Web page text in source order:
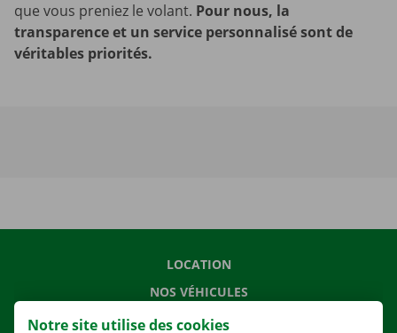
que vous preniez le volant. Pour nous, la
transparence et un service personnalisé sont de
véritables priorités.
LOCATION
NOS VÉHICULES
NOS SERVICES
Notre site utilise des cookies